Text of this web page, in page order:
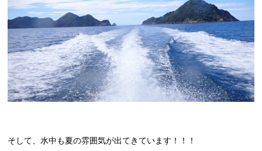
そして、水中も夏の雰囲気が出てきています！！！